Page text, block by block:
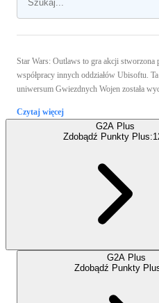
Star Wars: Outlaws to gra akcji stworzona
współpracy innych oddziałów Ubisoftu.
uniwersum Gwiezdnych Wojen została
Czytaj więcej
G2A Plus
Zdobądź Punkty Plus:
G2A Plus
Zdobądź Punkty